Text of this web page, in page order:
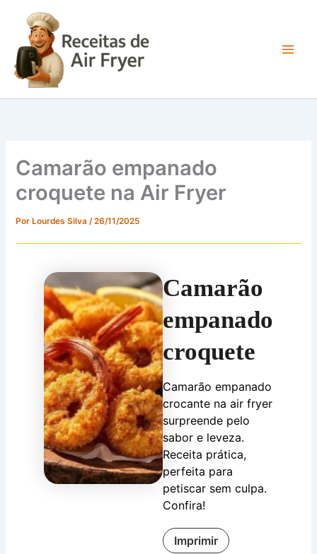
conteúdo
Camarão empanado
croquete na Air Fryer
Por Lourdes Silva/26/11/2025
Camarão
empanado
croquete
Camarão empanado
crocante na air fryer
surpreende pelo
sabor e leveza.
Receita prática,
perfeita para
petiscar sem culpa.
Confira!
Imprimir